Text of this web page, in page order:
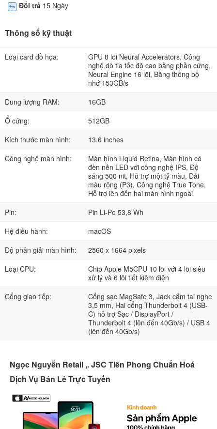
Đổi trả 15 Ngày
Thông số kỹ thuật
Loại card đồ họa:
GPU 8 lõi Neural Accelerators, Công
nghệ dò tia tốc độ cao bằng phần cứng,
Neural Engine 16 lõi, Băng thông bộ
nhớ 153GB/s
Dung lượng RAM:
16GB
Ổ cứng:
512GB
Kích thước màn hình:
13.6 inches
Công nghệ màn hình:
Màn hình Liquid Retina, Màn hình có
đèn nền LED với công nghệ IPS, Độ
sáng 500 nit, Hỗ trợ một tỷ màu, Dải
màu rộng (P3), Công nghệ True Tone,
Hỗ trợ lên đến hai màn hình ngoài
Pin:
Pin Li-Po 53,8 Wh
Hệ điều hành:
macOS
Độ phân giải màn hình:
2560 x 1664 pixels
Loại CPU:
Chip Apple M5CPU 10 lõi với 4 lõi siêu
xử lý và 6 lõi tiết kiệm điện
Cổng giao tiếp:
Cổng sạc MagSafe 3, Jack cắm tai nghe
3,5 mm, Hai cổng Thunderbolt 4 (USB-
C) hỗ trợ Sạc / DisplayPort /
Thunderbolt 4 (lên đến 40Gb/s) / USB 4
(lên đến 40Gb/s)
Ngọc Nguyễn Retail ,. JSC Tiên Phong Chuẩn Hoá
Dịch Vụ Bán Lẻ Trực Tuyến